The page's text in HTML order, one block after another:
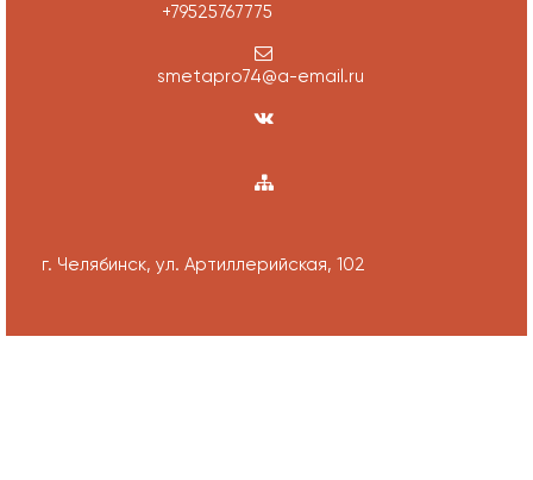
+79525767775
smetapro74@a-email.ru
г. Челябинск, ул. Артиллерийская, 102